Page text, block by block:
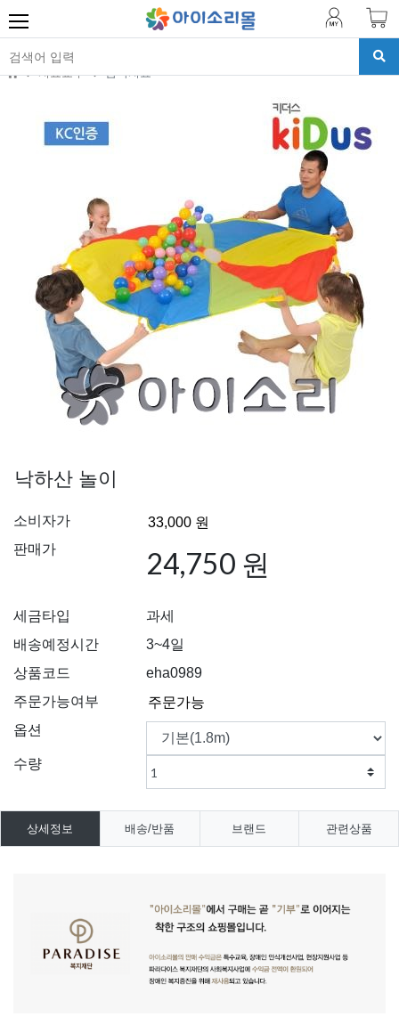
치료교구 감각치료
낙하산 놀이
소비자가
판매가
24,750 원
세금타입
과세
배송예정시간
3~4일
상품코드
eha0989
주문가능여부
옵션
수량
상세정보 배송/반품 브랜드 관련상품